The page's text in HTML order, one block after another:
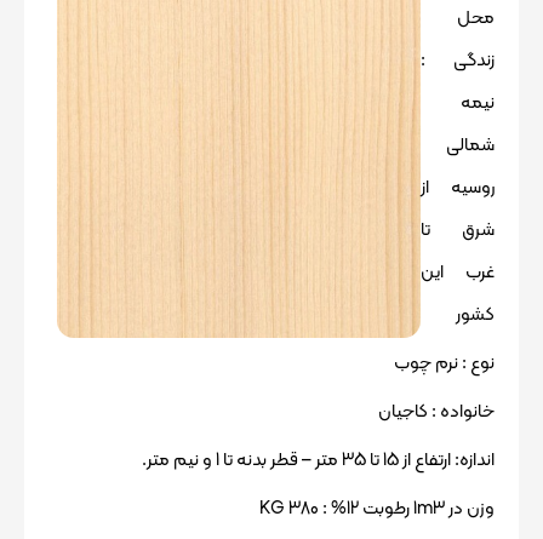
محل
زندگی :
نیمه
شمالی
روسیه از
شرق تا
غرب این
کشور
نوع : نرم چوب
خانواده : کاجیان
اندازه: ارتفاع از 15 تا 35 متر – قطر بدنه تا 1 و نیم متر.
وزن در 1m3 رطوبت 12% : 380 KG